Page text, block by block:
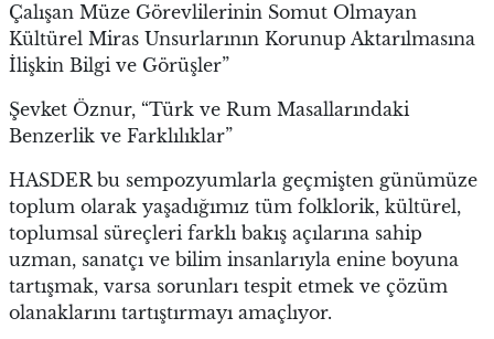
Çalışan Müze Görevlilerinin Somut Olmayan
Kültürel Miras Unsurlarının Korunup Aktarılmasına
İlişkin Bilgi ve Görüşler”
Şevket Öznur, “Türk ve Rum Masallarındaki
Benzerlik ve Farklılıklar”
HASDER bu sempozyumlarla geçmişten günümüze
toplum olarak yaşadığımız tüm folklorik, kültürel,
toplumsal süreçleri farklı bakış açılarına sahip
uzman, sanatçı ve bilim insanlarıyla enine boyuna
tartışmak, varsa sorunları tespit etmek ve çözüm
olanaklarını tartıştırmayı amaçlıyor.